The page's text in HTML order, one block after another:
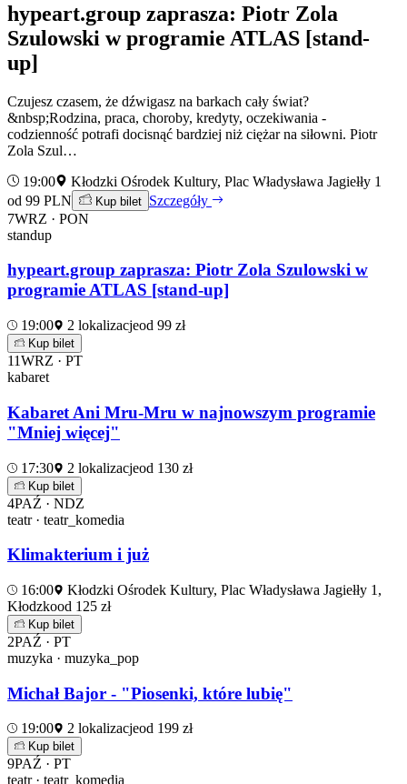
hypeart.group zaprasza: Piotr Zola
Szulowski w programie ATLAS [stand-
up]
Czujesz czasem, że dźwigasz na barkach cały świat?
&nbsp;Rodzina, praca, choroby, kredyty, oczekiwania -
codzienność potrafi docisnąć bardziej niż ciężar na siłowni. Piotr
Zola Szul…
19:00
Kłodzki Ośrodek Kultury, Plac Władysława Jagiełły 1
od 99 PLN
Kup bilet Szczegóły
7WRZ · PON
standup
hypeart.group zaprasza: Piotr Zola Szulowski w
programie ATLAS [stand-up]
19:00 2 lokalizacjeod 99 zł
Kup bilet
11WRZ · PT
kabaret
Kabaret Ani Mru-Mru w najnowszym programie
"Mniej więcej"
17:30 2 lokalizacjeod 130 zł
Kup bilet
4PAŹ · NDZ
teatr · teatr_komedia
Klimakterium i już
16:00
Kłodzki Ośrodek Kultury, Plac Władysława Jagiełły 1,
Kłodzkood 125 zł
Kup bilet
2PAŹ · PT
muzyka · muzyka_pop
Michał Bajor - "Piosenki, które lubię"
19:00 2 lokalizacjeod 199 zł
Kup bilet
9PAŹ · PT
teatr · teatr_komedia